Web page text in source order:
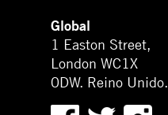
Global
1 Easton Street,
London WC1X
0DW. Reino Unido.